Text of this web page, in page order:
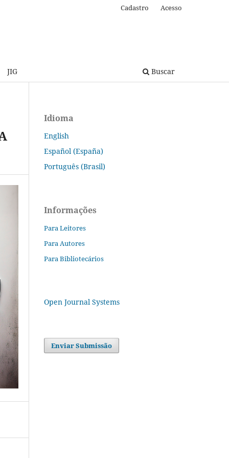
JIG Buscar
Cadastro Acesso
Idioma
English
Español (España)
Português (Brasil)
Informações
Para Leitores
Para Autores
Para Bibliotecários
Open Journal Systems
Enviar Submissão